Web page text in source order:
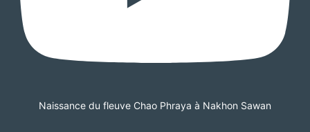
Naissance du fleuve Chao Phraya à Nakhon Sawan